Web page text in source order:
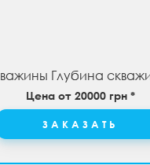
Глубина
Цена от 20000 грн *
ЗАКАЗАТЬ